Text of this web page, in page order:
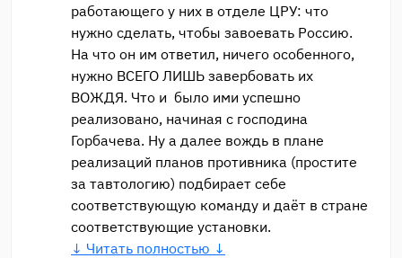
работающего у них в отделе ЦРУ: что
нужно сделать, чтобы завоевать Россию.
На что он им ответил, ничего особенного,
нужно ВСЕГО ЛИШЬ завербовать их
ВОЖДЯ. Что и было ими успешно
реализовано, начиная с господина
Горбачева. Ну а далее вождь в плане
реализаций планов противника (простите
за тавтологию) подбирает себе
соответствующую команду и даёт в стране
соответствующие установки.
↓ Читать полностью ↓